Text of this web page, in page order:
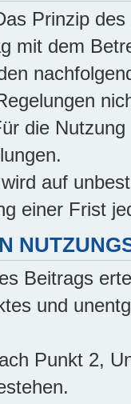
Prinzip
mit dem
die
auf
einer Frist
Beitrags
und
Punkt 2,